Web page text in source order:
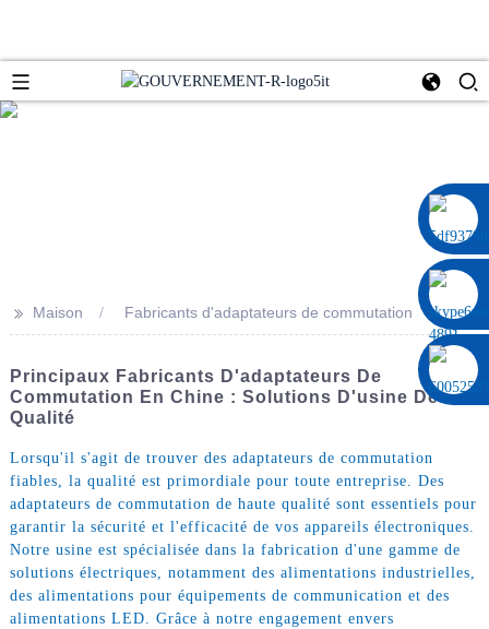
>> Maison Fabricants d'adaptateurs de commutation
Principaux Fabricants D'adaptateurs De
Commutation En Chine : Solutions D'usine De
Qualité
Lorsqu'il s'agit de trouver des adaptateurs de commutation
fiables, la qualité est primordiale pour toute entreprise. Des
adaptateurs de commutation de haute qualité sont essentiels pour
garantir la sécurité et l'efficacité de vos appareils électroniques.
Notre usine est spécialisée dans la fabrication d'une gamme de
solutions électriques, notamment des alimentations industrielles,
des alimentations pour équipements de communication et des
alimentations LED. Grâce à notre engagement envers